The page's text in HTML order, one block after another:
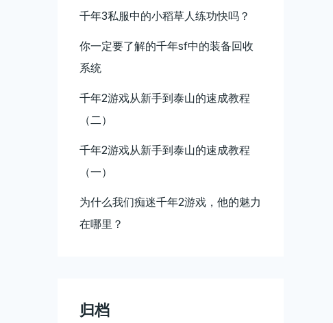
千年3私服中的小稻草人练功快吗？
你一定要了解的千年sf中的装备回收
系统
千年2游戏从新手到泰山的速成教程
（二）
千年2游戏从新手到泰山的速成教程
（一）
为什么我们痴迷千年2游戏，他的魅力
在哪里？
归档